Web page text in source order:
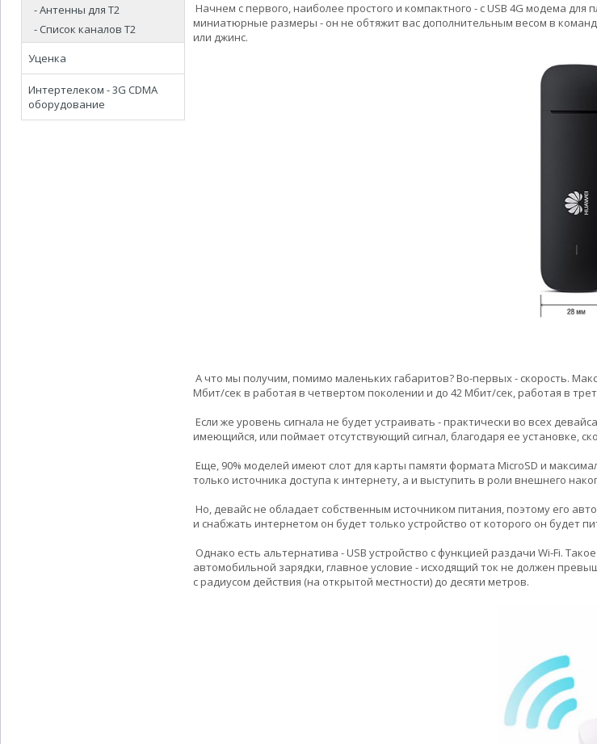
- Антенны для Т2
- Список каналов Т2
Уценка
Интертелеком - 3G CDMA
оборудование
Начнем с первого, наиболее простого и компактного - с USB 4G модема
миниатюрные размеры - он не обтяжит вас дополнительным весом в
или джинс.
А что мы получим, помимо маленьких габаритов? Во-первых - скорость.
Мбит/сек в работая в четвертом поколении и до 42 Мбит/сек, работая в
Если же уровень сигнала не будет устраивать - практически во всех
имеющийся, или поймает отсутствующий сигнал, благодаря ее установке,
Еще, 90% моделей имеют слот для карты памяти формата MicroSD и
только источника доступа к интернету, а и выступить в роли внешнего
Но, девайс не обладает собственным источником питания, поэтому его
и снабжать интернетом он будет только устройство от которого он будет
Однако есть альтернатива - USB устройство с функцией раздачи Wi-Fi.
автомобильной зарядки, главное условие - исходящий ток не должен
с радиусом действия (на открытой местности) до десяти метров.